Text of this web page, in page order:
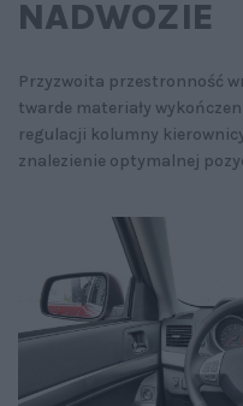
NADWOZIE
Przyzwoita przestronność
twarde materiały
regulacji kolumny
znalezienie optymalnej